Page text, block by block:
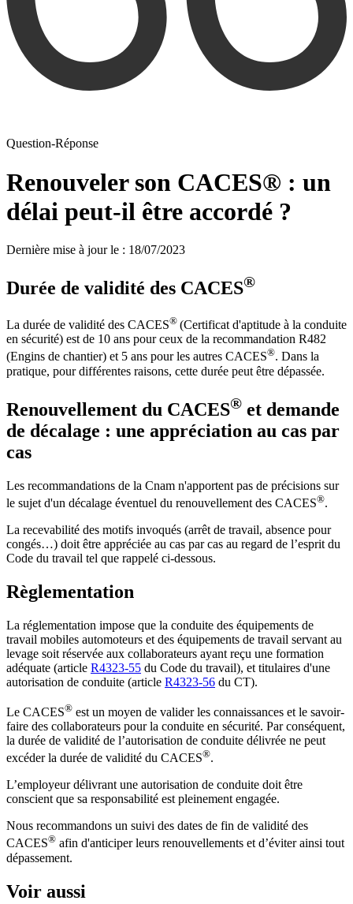
Question-Réponse
Renouveler son CACES® : un
délai peut-il être accordé ?
Dernière mise à jour le : 18/07/2023
Durée de validité des CACES®
La durée de validité des CACES® (Certificat d'aptitude à la conduite
en sécurité) est de 10 ans pour ceux de la recommandation R482
(Engins de chantier) et 5 ans pour les autres CACES®. Dans la
pratique, pour différentes raisons, cette durée peut être dépassée.
Renouvellement du CACES® et demande
de décalage : une appréciation au cas par
cas
Les recommandations de la Cnam n'apportent pas de précisions sur
le sujet d'un décalage éventuel du renouvellement des CACES®.
La recevabilité des motifs invoqués (arrêt de travail, absence pour
congés…) doit être appréciée au cas par cas au regard de l’esprit du
Code du travail tel que rappelé ci-dessous.
Règlementation
La réglementation impose que la conduite des équipements de
travail mobiles automoteurs et des équipements de travail servant au
levage soit réservée aux collaborateurs ayant reçu une formation
adéquate (article R4323-55 du Code du travail), et titulaires d'une
autorisation de conduite (article R4323-56 du CT).
Le CACES® est un moyen de valider les connaissances et le savoir-
faire des collaborateurs pour la conduite en sécurité. Par conséquent,
la durée de validité de l’autorisation de conduite délivrée ne peut
excéder la durée de validité du CACES®.
L’employeur délivrant une autorisation de conduite doit être
conscient que sa responsabilité est pleinement engagée.
Nous recommandons un suivi des dates de fin de validité des
CACES® afin d'anticiper leurs renouvellements et d’éviter ainsi tout
dépassement.
Voir aussi